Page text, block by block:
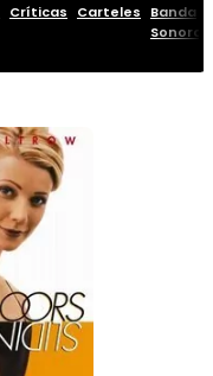
Críticas Carteles
Banda
Sonora